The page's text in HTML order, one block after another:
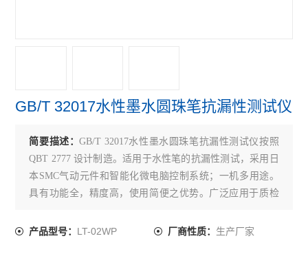
无损密封测试仪
查看全部 >>
GB/T 32017水性墨水圆珠笔抗漏性测试仪
简要描述：GB/T 32017水性墨水圆珠笔抗漏性测试仪按照
QBT 2777 设计制造。适用于水性笔的抗漏性测试，采用日
本SMC气动元件和智能化微电脑控制系统；一机多用途。
具有功能全，精度高，使用简便之优势。广泛应用于质检
产品型号： LT-02WP 厂商性质： 生产厂家